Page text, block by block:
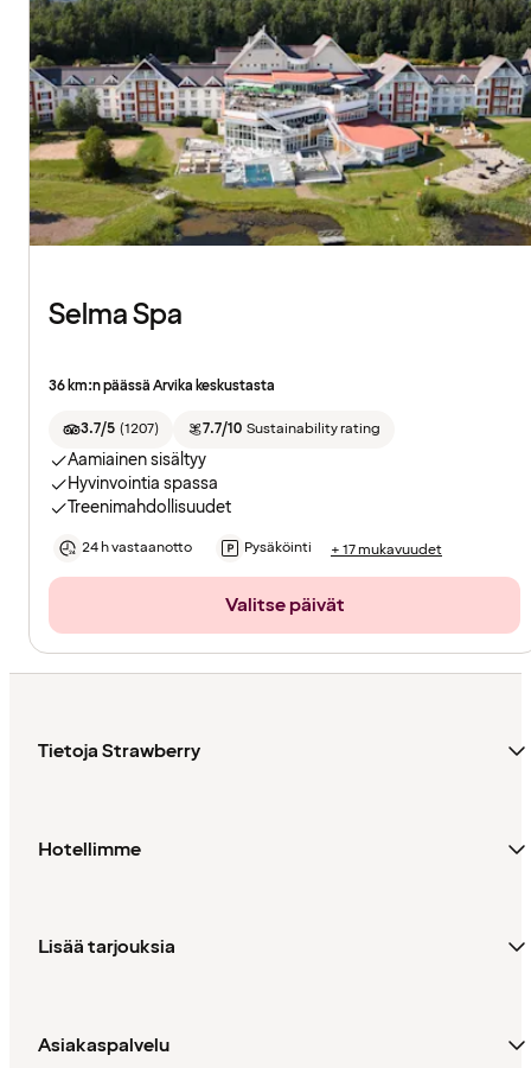
Selma Spa
36 km:n päässä Arvika keskustasta
3.7/5 (1207) 7.7/10 Sustainability rating
Aamiainen sisältyy
Hyvinvointia spassa
Treenimahdollisuudet
24 h vastaanotto Pysäköinti + 17 mukavuudet
Valitse päivät
Tietoja Strawberry
Hotellimme
Lisää tarjouksia
Asiakaspalvelu